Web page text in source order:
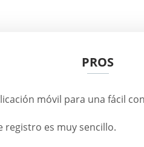
PROS
móvil para una fácil
registro es muy sencillo.